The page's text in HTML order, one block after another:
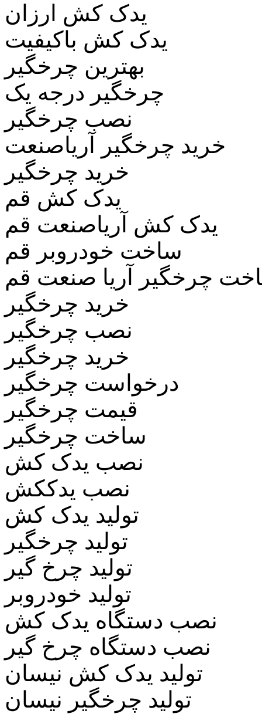
یدک کش ارزان
یدک کش باکیفیت
بهترین چرخگیر
چرخگیر درجه یک
نصب چرخگیر
خرید چرخگیر آریاصنعت
خرید چرخگیر
یدک کش قم
یدک کش آریاصنعت قم
ساخت خودروبر قم
چرخگیر آریا صنعت قم
خرید چرخگیر
نصب چرخگیر
خرید چرخگیر
درخواست چرخگیر
قیمت چرخگیر
ساخت چرخگیر
نصب یدک کش
نصب یدککش
تولید یدک کش
تولید چرخگیر
تولید چرخ گیر
تولید خودروبر
نصب دستگاه یدک کش
نصب دستگاه چرخ گیر
تولید یدک کش نیسان
تولید چرخگیر نیسان